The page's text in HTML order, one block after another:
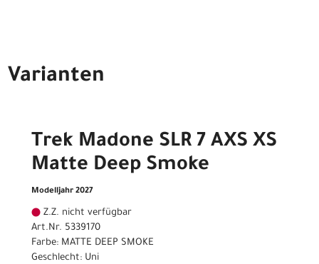
Varianten
Trek Madone SLR 7 AXS XS
Matte Deep Smoke
Modelljahr 2027
Z.Z. nicht verfügbar
Art.Nr. 5339170
Farbe: MATTE DEEP SMOKE
Geschlecht: Uni